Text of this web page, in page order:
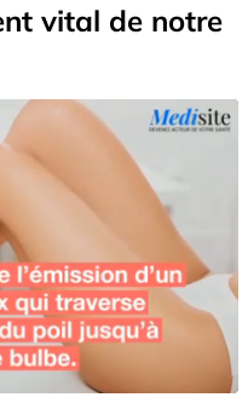
vital de notre